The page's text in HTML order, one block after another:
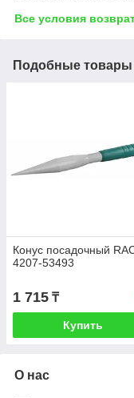
Все условия
Подобные товары
Конус посадочный
4207-53493
1 715 ₸
Купить
О нас